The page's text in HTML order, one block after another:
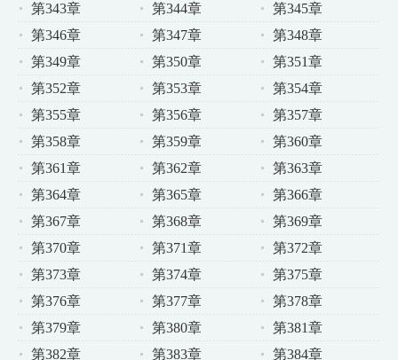
第343章
第344章
第345章
第346章
第347章
第348章
第349章
第350章
第351章
第352章
第353章
第354章
第355章
第356章
第357章
第358章
第359章
第360章
第361章
第362章
第363章
第364章
第365章
第366章
第367章
第368章
第369章
第370章
第371章
第372章
第373章
第374章
第375章
第376章
第377章
第378章
第379章
第380章
第381章
第382章
第383章 第384章